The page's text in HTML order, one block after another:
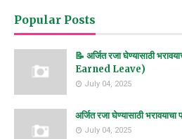
Popular Posts
📝 अर्जित रजा घेण्यासाठी
Earned Leave)
July 04, 2025
अर्जित रजा घेण्यासाठी भरावयाचा
July 04, 2025